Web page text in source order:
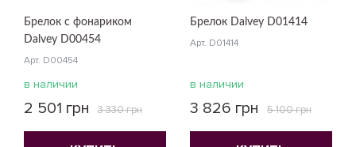
Брелок с фонариком
Dalvey D00454
Арт. D00454
в наличии
2 501 грн 3 330 грн
Брелок Dalvey D01414
Арт. D01414
в наличии
3 826 грн 5 100 грн